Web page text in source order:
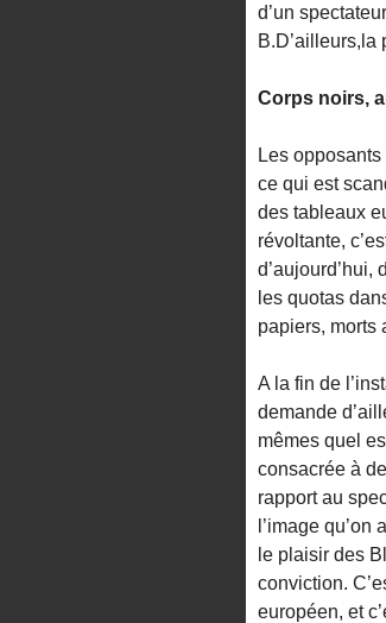
d’un
B.D’ailleurs,la
Corps noirs,
Les
ce qui est
des tableaux
révoltante,
les quotas
papiers, morts
A la fin de
demande
mêmes quel
consacrée à
rapport au
l’image
le plaisir des
conviction.
européen, et